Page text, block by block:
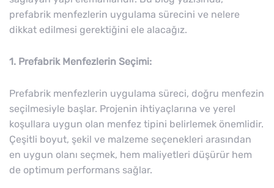
prefabrik menfezlerin uygulama sürecini ve nelere
dikkat edilmesi gerektiğini ele alacağız.
1. Prefabrik Menfezlerin Seçimi:
Prefabrik menfezlerin uygulama süreci, doğru menfezin
seçilmesiyle başlar. Projenin ihtiyaçlarına ve yerel
koşullara uygun olan menfez tipini belirlemek önemlidir.
Çeşitli boyut, şekil ve malzeme seçenekleri arasından
en uygun olanı seçmek, hem maliyetleri düşürür hem
de optimum performans sağlar.